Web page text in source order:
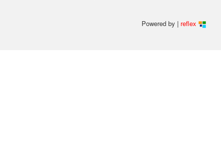
Powered by | reflex